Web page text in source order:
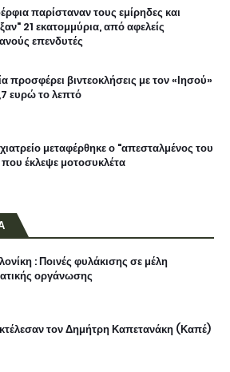
παρίσταναν τους εμίρηδες και
21 εκατομμύρια, από αφελείς
επενδυτές
προσφέρει βιντεοκλήσεις με τον «Ιησού»
ευρώ το λεπτό
μεταφέρθηκε ο "απεσταλμένος του
έκλεψε μοτοσυκλέτα
: Ποινές φυλάκισης σε μέλη
οργάνωσης
τον Δημήτρη Καπετανάκη (Καπέ)